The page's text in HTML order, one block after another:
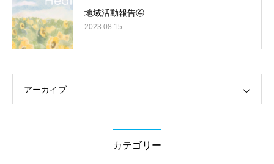
地域活動報告④
2023.08.15
アーカイブ
カテゴリー